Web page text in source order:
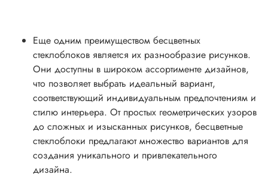
Еще одним преимуществом бесцветных
стеклоблоков является их разнообразие рисунков.
Они доступны в широком ассортименте дизайнов,
что позволяет выбрать идеальный вариант,
соответствующий индивидуальным предпочтениям и
стилю интерьера. От простых геометрических узоров
до сложных и изысканных рисунков, бесцветные
стеклоблоки предлагают множество вариантов для
создания уникального и привлекательного
дизайна.